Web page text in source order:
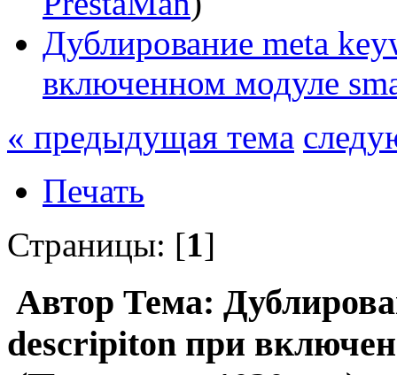
Дублирование meta
включенном модуле
« предыдущая тема
Печать
Страницы: [1]
Автор Тема:
descripiton при